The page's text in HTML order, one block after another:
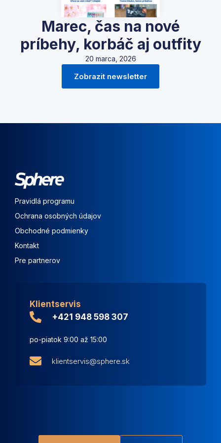
Marec, čas na nové
príbehy, korbáč aj outfity
20 marca, 2026
Zobrazit newsletter
Klientservis
+421 948 598 307
po-piatok 9:00 až 15:00
klientservis@sphere.sk
Pravidlá programu
Ochrana osobných údajov
Obchodné podmienky
Kontakt
Pre partnerov